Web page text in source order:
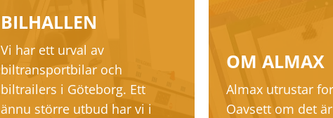
BILHALLEN
Vi har ett urval av
biltransportbilar och
biltrailers i Göteborg. Ett
ännu större utbud har vi i
OM ALMAX
Almax utrustar
Oavsett om det